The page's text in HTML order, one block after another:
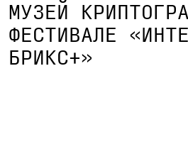
МУЗЕЙ
ФЕСТИВАЛЕ
БРИКС+»